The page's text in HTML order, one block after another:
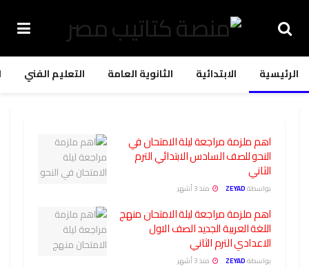
الرئيسية الابتدائية الثانوية العامة التعليم الفني
اهم ملزمة مراجعة ليلة الامتحان في
النحو للصف السادس الابتدائي الترم
الثاني
بواسطةZEYAD منذ 3 أشهر
اهم ملزمة مراجعة ليلة الامتحان منهج
اللغة العربية الجديد الصف الاول
الاعدادي الترم الثاني
بواسطةZEYAD منذ 3 أشهر